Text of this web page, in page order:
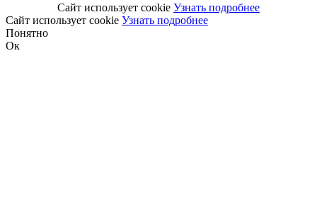
Сайт использует cookie Узнать подробнее
Сайт использует cookie Узнать подробнее
Понятно
Ок